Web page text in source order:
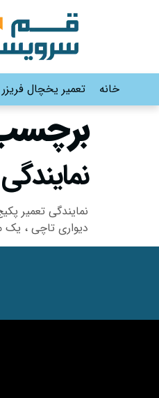
خانه تعمیر یخچال
نمایندگی
نمایندگی تعمیر
دیواری تاچی ،